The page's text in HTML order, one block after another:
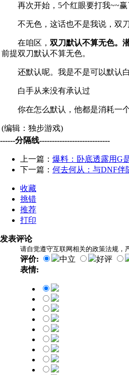
再次开始，5个红眼要打我~~赢
不无色，这话也不是我说，双刀
在咱区， 双刀默认不算无色。
前提双刀默认不算无色。
还默认呢。我是不是可以默认白
白手从来没有承认过
你在怎么默认，他都是消耗一个
(编辑：独步游戏)
------分隔线----------------------------
上一篇： 爆料：卧底透露用G
下一篇： 何去何从：与DNF伴
收藏
挑错
推荐
打印
发表评论
请自觉遵守互联网相关的政策法规，
评价: 中立 好评
表情: